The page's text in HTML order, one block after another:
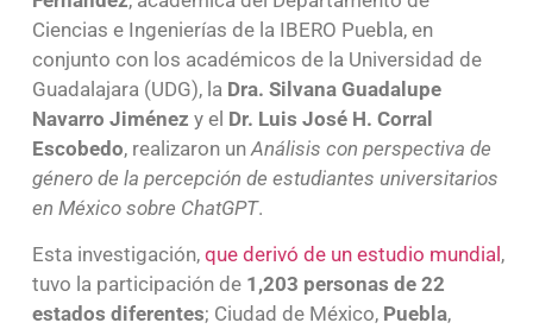
Ciencias e Ingenierías de la IBERO Puebla, en
conjunto con los académicos de la Universidad de
Guadalajara (UDG), la Dra. Silvana Guadalupe
Navarro Jiménez y el Dr. Luis José H. Corral
Escobedo, realizaron unAnálisis con perspectiva de
género de la percepción de estudiantes universitarios
en México sobre ChatGPT.
Esta investigación, que derivó de un estudio mundial ,
tuvo la participación de 1,203 personas de 22
estados diferentes; Ciudad de México, Puebla,